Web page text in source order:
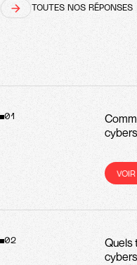
TOUTES NOS RÉPONSES
01
VOIR LA
02
Quels